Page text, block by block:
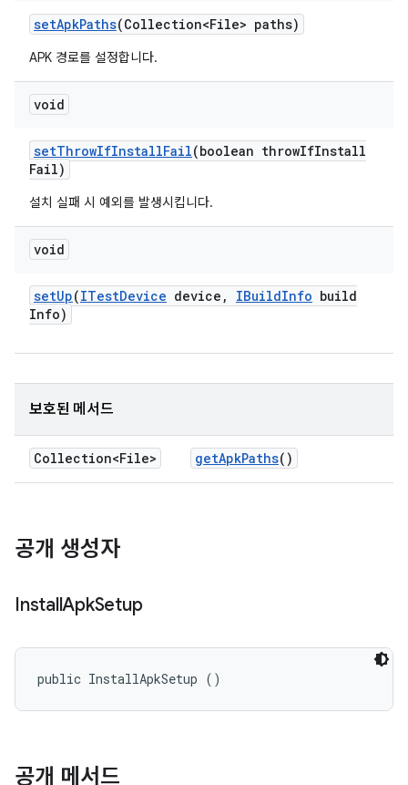
setApkPaths(Collection<File> paths)
APK 경로를 설정합니다.
void
setThrowIfInstallFail(boolean throwIfInstall
Fail)
설치 실패 시 예외를 발생시킵니다.
void
setUp(ITestDevice device , IBuildInfo build
Info)
보호된 메서드
Collection<File> getApkPaths()
공개 생성자
InstallApkSetup
public InstallApkSetup ()
공개 메서드